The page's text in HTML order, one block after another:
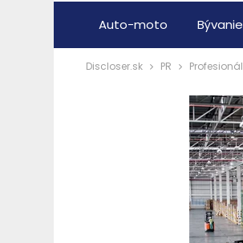
Auto-moto Bývanie
Discloser.sk PR